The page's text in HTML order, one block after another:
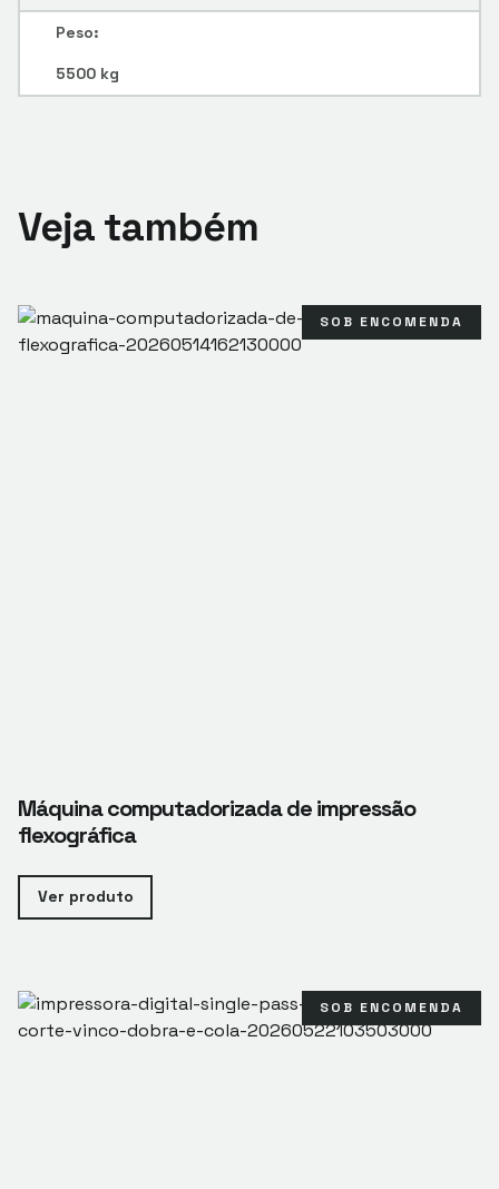
Peso:
5500 kg
Veja também
SOB ENCOMENDA
Máquina computadorizada de impressão
flexográfica
Ver produto
SOB ENCOMENDA